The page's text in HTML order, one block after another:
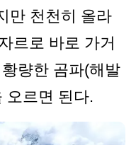
만 천천히 올라
르로 바로 가거
량한 곰파(해발
오르면 된다.